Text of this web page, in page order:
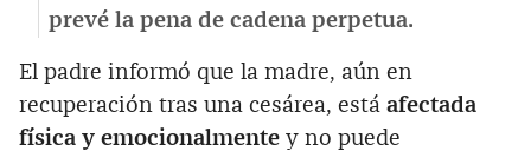
prevé la pena de cadena perpetua.
El padre informó que la madre, aún en
recuperación tras una cesárea, está afectada
física y emocionalmente y no puede